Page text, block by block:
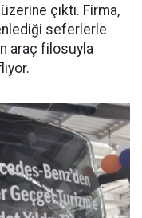
çıktı. Firma,
seferlerle
araç filosuyla